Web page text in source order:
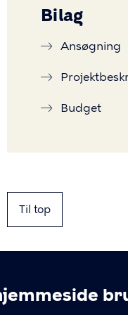
Bilag
Ansøgning
Budget
Til top